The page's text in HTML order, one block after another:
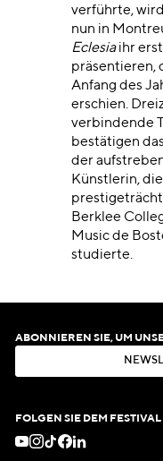
verführte,
nun in
Eclesiaihr
präsentieren,
Anfang des
erschien.
verbindende
bestätigen
der
Künstlerin,
Berklee
Music de
studierte.
ABONNIEREN SIE, UM
N EWSL
FOLGEN SIE DEM FESTIVAL